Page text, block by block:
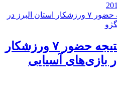
۲ مدال برنز نتیجه حضور ۷ ورزشکار
بازی‌های آسیایی